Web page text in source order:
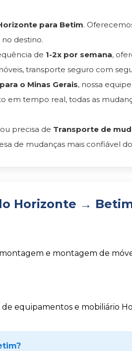
para Betim.
destino.
de 1-2x por semana,
transporte seguro com
o Minas Gerais, nossa
em tempo real, todas as
ou precisa de Transporte de
de mudanças mais confiável
Horizonte →
e montagem de
equipamentos e mobiliário